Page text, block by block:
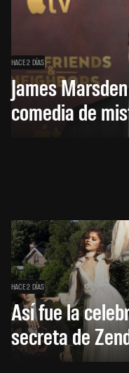
HACE 2 DÍAS
James
comedia de
HACE 2 DÍAS
Así fue la
secreta de